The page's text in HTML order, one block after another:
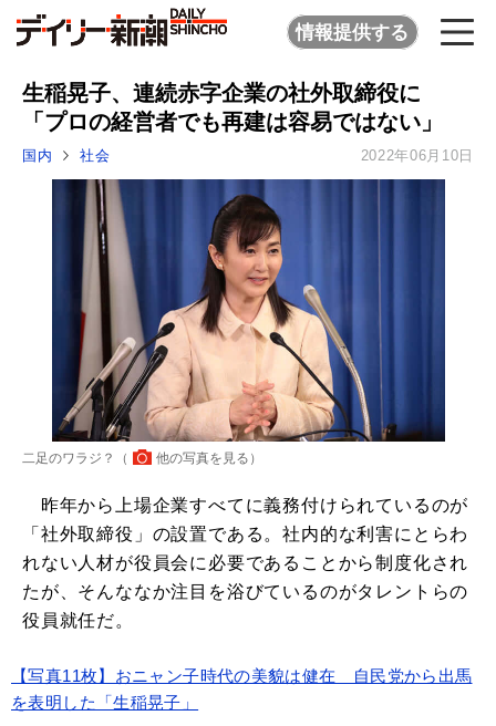
情報提供する
生稲晃子、連続赤字企業の社外取締役に
「プロの経営者でも再建は容易ではない」
国内 社会 2022年06月10日
二足のワラジ？（ 他の写真を見る ）
昨年から上場企業すべてに義務付けられているのが
「社外取締役」の設置である。社内的な利害にとらわ
れない人材が役員会に必要であることから制度化され
たが、そんななか注目を浴びているのがタレントらの
役員就任だ。
【写真11枚】おニャン子時代の美貌は健在 自民党から出馬
を表明した「生稲晃子」